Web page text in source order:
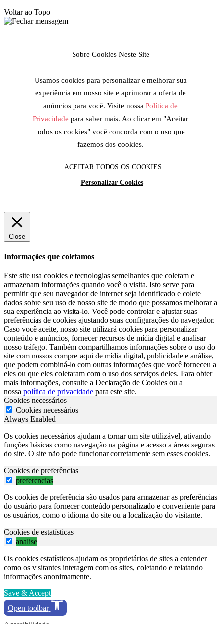
Voltar ao Topo
Sobre Cookies Neste Site
Usamos cookies para personalizar e melhorar sua
experiência em nosso site e aprimorar a oferta de
anúncios para você. Visite nossa Política de
Privacidade para saber mais. Ao clicar em "Aceitar
todos os cookies" você concorda com o uso que
fazemos dos cookies.
ACEITAR TODOS OS COOKIES
Personalizar Cookies
Close
Informações que coletamos
Este site usa cookies e tecnologias semelhantes que coletam e
armazenam informações quando você o visita. Isto serve para
permitir que seu navegador de internet seja identificado e colete
dados sobre seu uso de nosso site de modo que possamos melhorar a
sua experiência ao visita-lo. Você pode controlar e ajustar suas
preferências de cookies ajustando suas configurações do navegador.
Caso você aceite, nosso site utilizará cookies para personalizar
conteúdo e anúncios, fornecer recursos de mídia digital e analisar
nosso tráfego. Também compartilhamos informações sobre o uso do
site com nossos compre-aqui de mídia digital, publicidade e análise,
que podem combiná-lo com outras informações que você forneceu a
eles ou que eles coletaram com o uso dos serviços deles. Para obter
mais informações, consulte a Declaração de Cookies ou a
nossa política de privacidade para este site.
Cookies necessários
Cookies necessários
Always Enabled
Os cookies necessários ajudam a tornar um site utilizável, ativando
funções básicas como navegação na página e acesso a áreas seguras
do site. O site não pode funcionar corretamente sem esses cookies.
Cookies de preferências
preferencias
Os cookies de preferência são usados para armazenar as preferências
do usuário para fornecer conteúdo personalizado e conveniente para
os usuários, como o idioma do site ou a localização do visitante.
Cookies de estatísticas
analise
Os cookies estatísticos ajudam os proprietários de sites a entender
como os visitantes interagem com os sites, coletando e relatando
informações anonimamente.
Save & Accept
Open toolbar